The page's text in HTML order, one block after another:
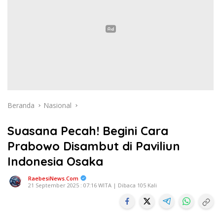
Beranda Nasional
Suasana Pecah! Begini Cara
Prabowo Disambut di Paviliun
Indonesia Osaka
RaebesiNews.Com
21 September 2025 : 07:16 WITA | Dibaca 105 Kali